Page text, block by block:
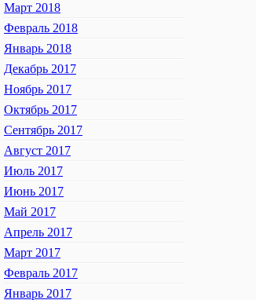
Март 2018
Февраль 2018
Январь 2018
Декабрь 2017
Ноябрь 2017
Октябрь 2017
Сентябрь 2017
Август 2017
Июль 2017
Июнь 2017
Май 2017
Апрель 2017
Март 2017
Февраль 2017
Январь 2017